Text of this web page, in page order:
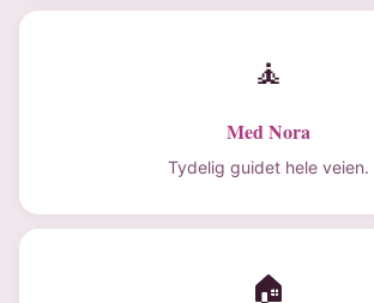
🧘
Med Nora
Tydelig guidet hele veien.
🏠